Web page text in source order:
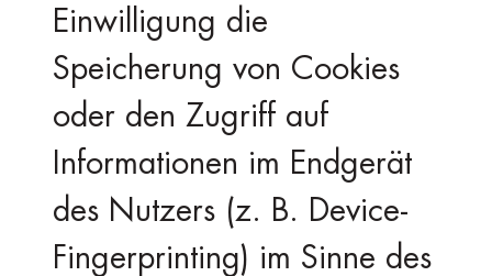
Einwilligung die
Speicherung von Cookies
oder den Zugriff auf
Informationen im Endgerät
des Nutzers (z. B. Device-
Fingerprinting) im Sinne des